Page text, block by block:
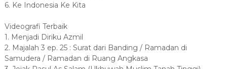
6. Ke Indonesia Ke Kita
Videografi Terbaik
1. Menjadi Diriku Azmil
2. Majalah 3 ep. 25 : Surat dari Banding / Ramadan di
Samudera / Ramadan di Ruang Angkasa